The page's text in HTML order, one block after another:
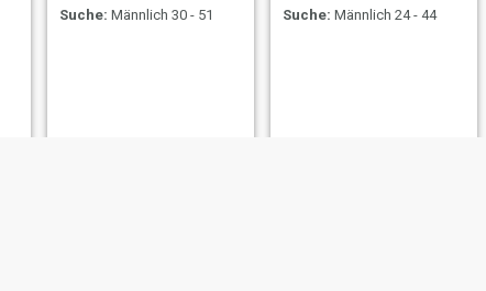
Suche: Männlich 30 - 51
Suche: Männlich 24 - 44